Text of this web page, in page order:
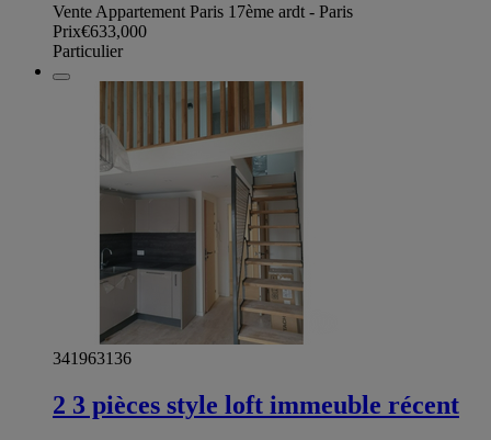
Vente Appartement Paris 17ème ardt - Paris
Prix€633,000
Particulier
341963136
2 3 pièces style loft immeuble récent